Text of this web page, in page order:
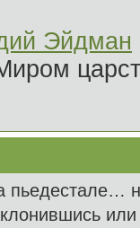
Эйдман
пьедестале…